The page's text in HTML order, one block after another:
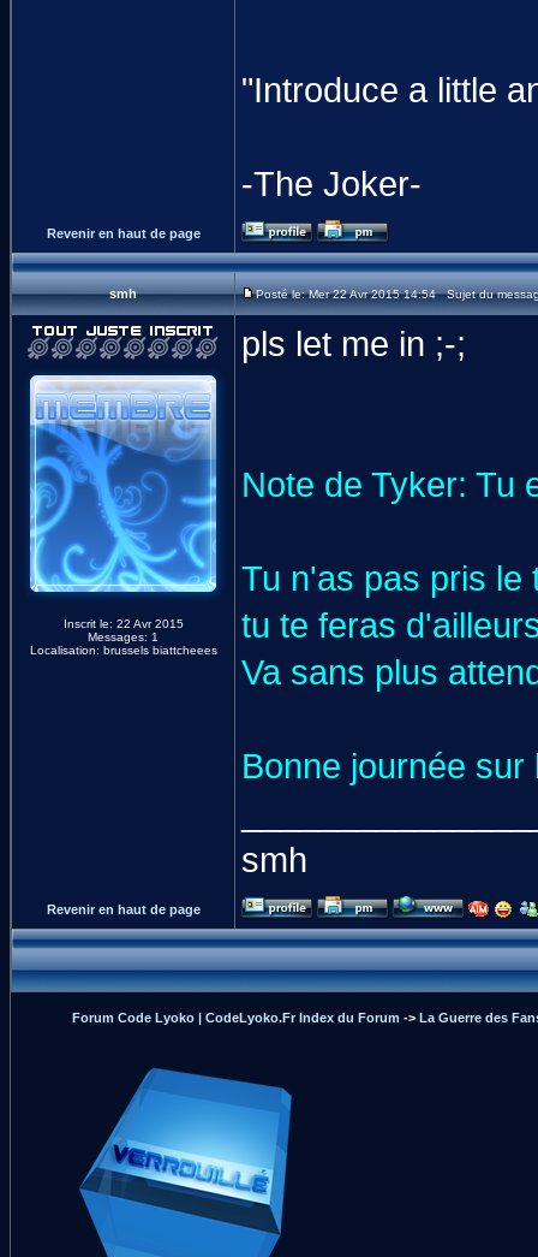
"Introduce a little
-The Joker-
Revenir en haut de page
smh Posté le: Mer 22 Avr 2015 14:54 Sujet du
Inscrit le: 22 Avr 2015
Messages: 1
Localisation: brussels biattcheees
pls let me in ;-;
Note de Tyker: Tu
Tu n'as pas pris le
tu te feras
Va sans plus
Bonne journée
smh
Revenir en haut de page
Forum Code Lyoko | CodeLyoko.Fr Index du Forum -> La Guerre des